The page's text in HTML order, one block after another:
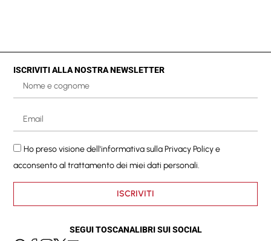
ISCRIVITI ALLA NOSTRA NEWSLETTER
Ho preso visione dell'informativa sullaPrivacy Policye
acconsento al trattamento dei miei dati personali.
ISCRIVITI
SEGUI TOSCANALIBRI SUI SOCIAL